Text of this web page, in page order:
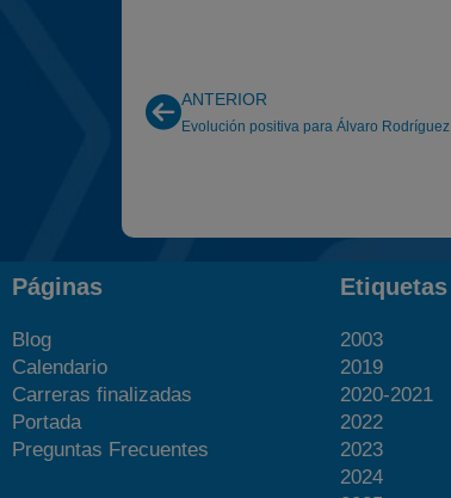
ANTERIOR
Evolución positiva para Álvaro Rodríguez
Páginas
Blog
Calendario
Carreras finalizadas
Portada
Preguntas Frecuentes
Etiquetas
2003
2019
2020-2021
2022
2023
2024